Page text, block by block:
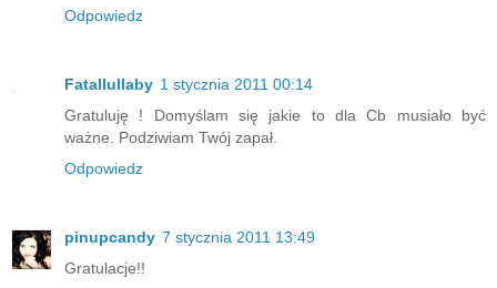
Odpowiedz
Fatallullaby 1 stycznia 2011 00:14
Gratuluję ! Domyślam się jakie to dla Cb musiało być
ważne. Podziwiam Twój zapał.
Odpowiedz
pinupcandy 7 stycznia 2011 13:49
Gratulacje!!